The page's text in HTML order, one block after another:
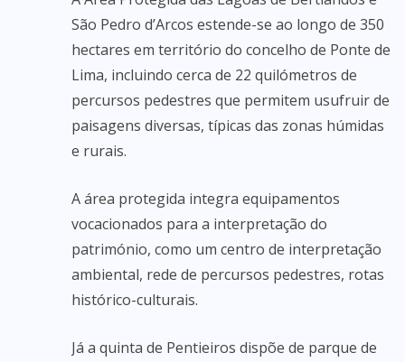
São Pedro d’Arcos estende-se ao longo de 350
hectares em território do concelho de Ponte de
Lima, incluindo cerca de 22 quilómetros de
percursos pedestres que permitem usufruir de
paisagens diversas, típicas das zonas húmidas
e rurais.
A área protegida integra equipamentos
vocacionados para a interpretação do
património, como um centro de interpretação
ambiental, rede de percursos pedestres, rotas
histórico-culturais.
Já a quinta de Pentieiros dispõe de parque de